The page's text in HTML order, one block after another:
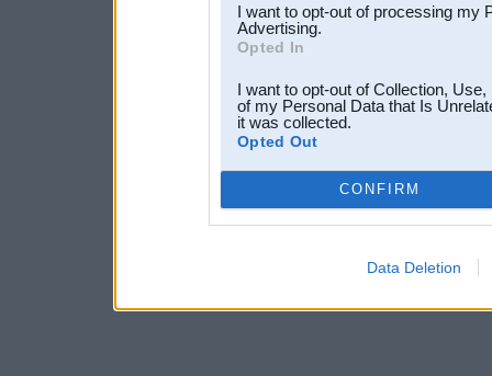
I want to opt-out of processing my
Advertising.
Opted In
I want to opt-out of Collection,
of my Personal Data that Is
it was collected.
Opted Out
CONFIRM
Data Deletion